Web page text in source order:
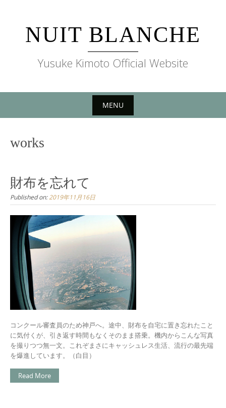
contentNUIT BLANCHE
Yusuke Kimoto Official Website
MENU
works
財布を忘れて
Published on:2019年11月16日
コンクール審査員のため神戸へ。途中、財布を自宅に置き忘れたこと
に気付くが、引き返す時間もなくそのまま搭乗。機内からこんな写真
を撮りつつ無一文。これぞまさにキャッシュレス生活、流行の最先端
を爆進しています。（白目）
Read More